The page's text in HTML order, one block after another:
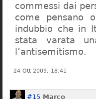
commessi dai
come pensano
indubbio che in
stata varata
l’antisemitismo.
24 Ott 2009, 18:41
#15 Marco